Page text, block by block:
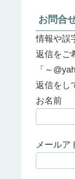
お問合
情報や誤
返信をご
「～
返信をし
お名前
メールア